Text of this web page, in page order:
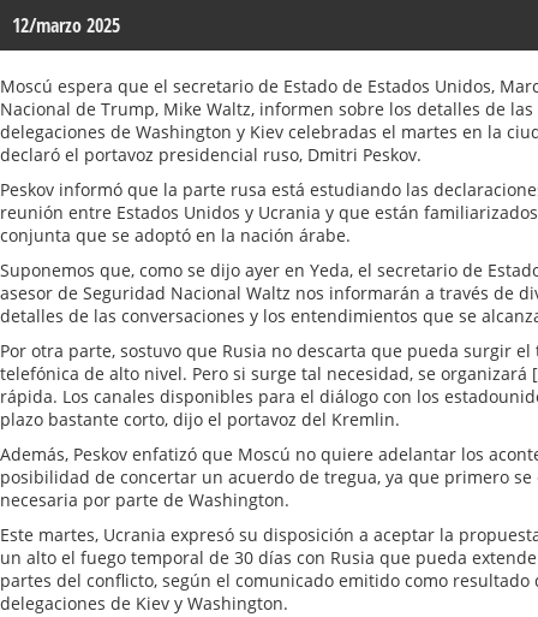
12/marzo 2025
Moscú espera que el secretario de Estado de Estados Unidos,
Nacional de Trump, Mike Waltz, informen sobre los detalles de
delegaciones de Washington y Kiev celebradas el martes en la
declaró el portavoz presidencial ruso, Dmitri Peskov.
Peskov informó que la parte rusa está estudiando las
reunión entre Estados Unidos y Ucrania y que están
conjunta que se adoptó en la nación árabe.
Suponemos que, como se dijo ayer en Yeda, el secretario de
asesor de Seguridad Nacional Waltz nos informarán a través de
detalles de las conversaciones y los entendimientos que se
Por otra parte, sostuvo que Rusia no descarta que pueda surgir
telefónica de alto nivel. Pero si surge tal necesidad, se
rápida. Los canales disponibles para el diálogo con los
plazo bastante corto, dijo el portavoz del Kremlin.
Además, Peskov enfatizó que Moscú no quiere adelantar los
posibilidad de concertar un acuerdo de tregua, ya que primero
necesaria por parte de Washington.
Este martes, Ucrania expresó su disposición a aceptar la
un alto el fuego temporal de 30 días con Rusia que pueda
partes del conflicto, según el comunicado emitido como
delegaciones de Kiev y Washington.